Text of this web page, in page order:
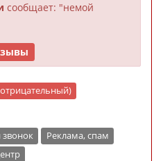
сообщает: "немой
Реклама, спам